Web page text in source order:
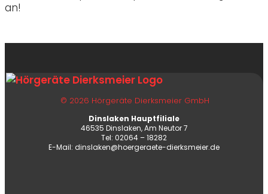
an!
© 2026 Hörgeräte Dierksmeier GmbH
Dinslaken Hauptfiliale
46535 Dinslaken, Am Neutor 7
Tel: 02064 – 18282
E-Mail: dinslaken@hoergeraete-dierksmeier.de